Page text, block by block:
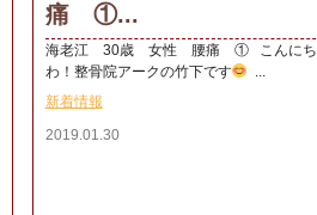
痛 ①...
海老江 30歳 女性 腰痛 ① こんにち
わ！整骨院アークの竹下です
...
新着情報
2019.01.30